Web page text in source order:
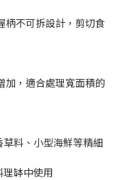
不可拆設計，剪切食
，適合處理寬面積的
料、小型海鮮等精細
缽中使用